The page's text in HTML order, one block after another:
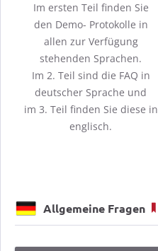
Im ersten Teil finden Sie
den Demo- Protokolle in
allen zur Verfügung
stehenden Sprachen.
Im 2. Teil sind die FAQ in
deutscher Sprache und
im 3. Teil finden Sie diese in
englisch.
Allgemeine Fragen